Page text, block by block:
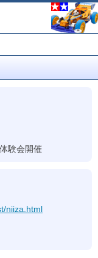
験会開催
niiza.html